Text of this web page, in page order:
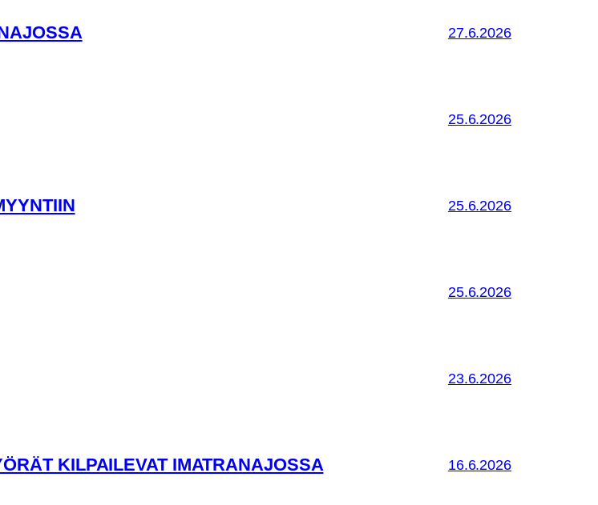
27.6.2026
25.6.2026
25.6.2026
25.6.2026
23.6.2026
KILPAILEVAT IMATRANAJOSSA 16.6.2026